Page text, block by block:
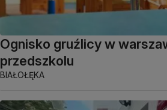
Ognisko gruźlicy w
przedszkolu
BIAŁOŁĘKA